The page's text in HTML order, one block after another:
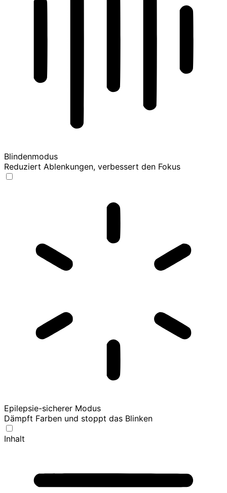
Blindenmodus
Reduziert Ablenkungen, verbessert den Fokus
Epilepsie-sicherer Modus
Dämpft Farben und stoppt das Blinken
Inhalt